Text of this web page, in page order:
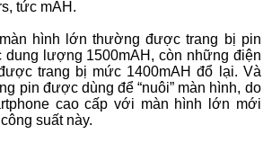
tức mAH.
hình lớn thường được trang bị pin
dung lượng 1500mAH, còn những điện
trang bị mức 1400mAH đổ lại. Và
pin được dùng để “nuôi” màn hình, do
cao cấp với màn hình lớn mới
suất này.